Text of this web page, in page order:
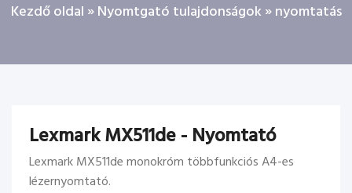
Kezdő oldal »Nyomtgató tulajdonságok »nyomtatás
Lexmark MX511de - Nyomtató
Lexmark MX511de monokróm többfunkciós A4-es
lézernyomtató.